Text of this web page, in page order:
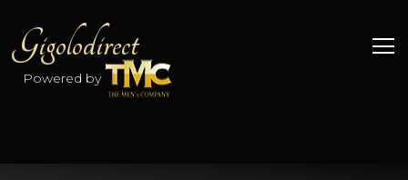
Gigolodirect
Powered by